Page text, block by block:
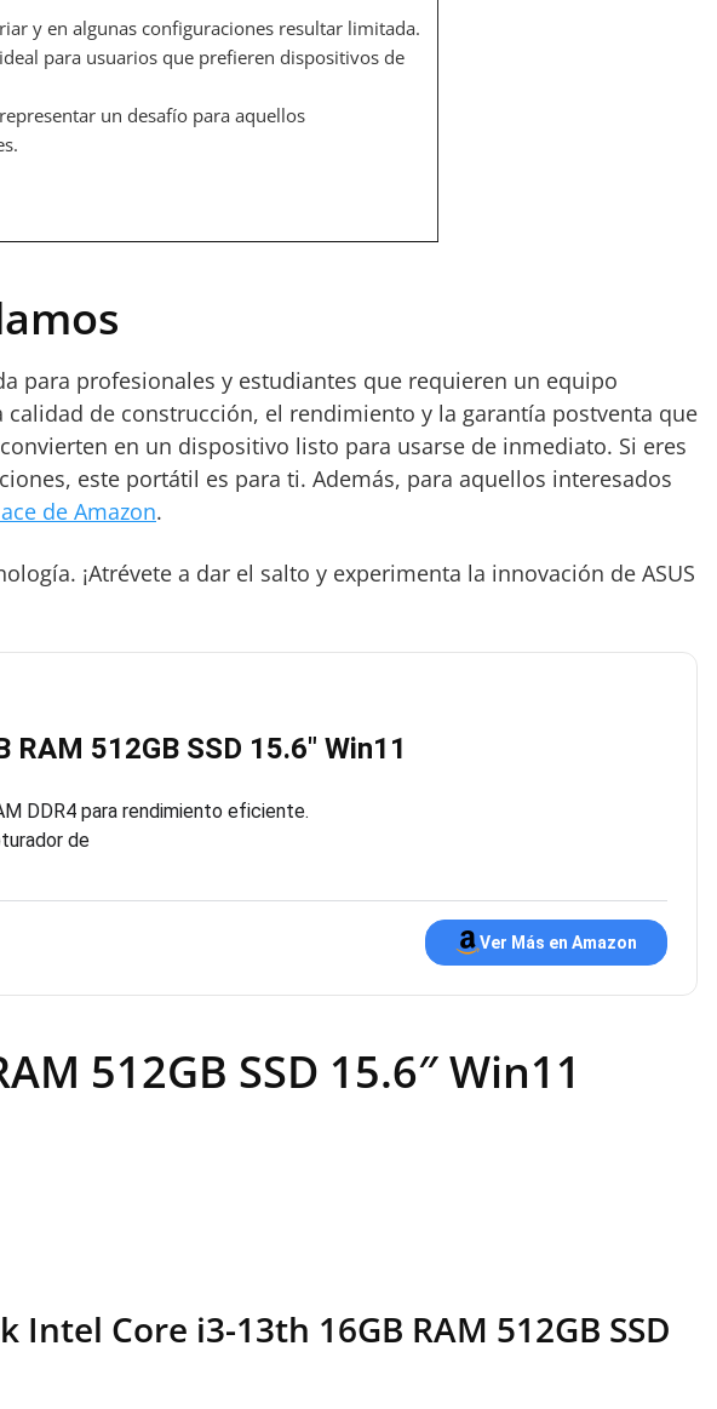
y en algunas configuraciones resultar limitada.
para usuarios que prefieren dispositivos de
un desafío para aquellos
para profesionales y estudiantes que requieren un equipo
de construcción, el rendimiento y la garantía postventa que
en un dispositivo listo para usarse de inmediato. Si eres
este portátil es para ti. Además, para aquellos interesados
de Amazon.
¡Atrévete a dar el salto y experimenta la innovación de ASUS
512GB SSD 15.6″ Win11
DDR4 para rendimiento eficiente.
de
Ver Más en Amazon
512GB SSD 15.6″ Win11
Core i3-13th 16GB RAM 512GB SSD